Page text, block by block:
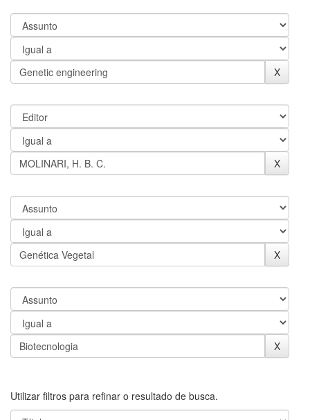
Utilizar filtros para refinar o resultado de busca.